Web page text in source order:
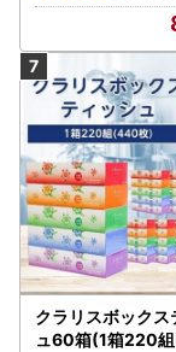
クラリスボックス
ュ60箱(1箱220